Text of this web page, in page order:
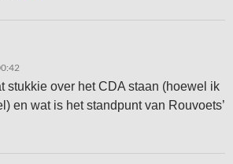
stukkie over het CDA staan (hoewel ik
en wat is het standpunt van Rouvoets’